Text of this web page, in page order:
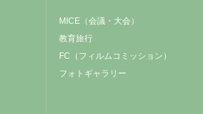
MICE（会議・大会）
教育旅行
FC（フィルムコミッション）
フォトギャラリー